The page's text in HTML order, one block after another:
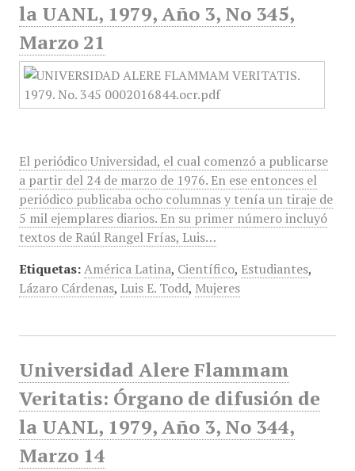
la UANL, 1979, Año 3, No 345,
Marzo 21
El periódico Universidad, el cual comenzó a publicarse
a partir del 24 de marzo de 1976. En ese entonces el
periódico publicaba ocho columnas y tenía un tiraje de
5 mil ejemplares diarios. En su primer número incluyó
textos de Raúl Rangel Frías, Luis…
Etiquetas: América Latina, Científico, Estudiantes,
Lázaro Cárdenas, Luis E. Todd, Mujeres
Universidad Alere Flammam
Veritatis: Órgano de difusión de
la UANL, 1979, Año 3, No 344,
Marzo 14